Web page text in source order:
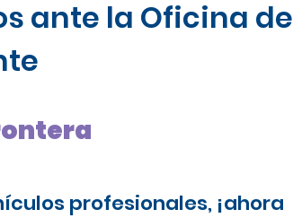
ante la Oficina de
profesionales, ¡ahora